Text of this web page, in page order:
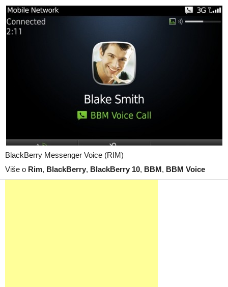
BlackBerry Messenger Voice (RIM)
Više o Rim, BlackBerry, BlackBerry 10, BBM, BBM Voice